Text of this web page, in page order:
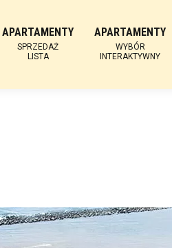
APARTAMENTY
SPRZEDAŻ
LISTA
APARTAMENTY
WYBÓR
INTERAKTYWNY